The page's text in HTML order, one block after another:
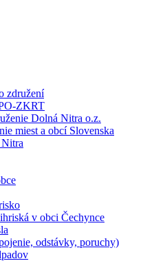
združení
ZKRT
Dolná Nitra o.z.
miest a obcí Slovenska
v obci Čechynce
odstávky, poruchy)